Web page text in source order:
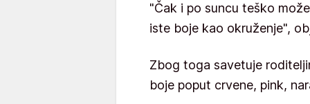
"Čak i po suncu teško
iste boje kao okruženje",
Zbog toga savetuje
boje poput crvene, pink,